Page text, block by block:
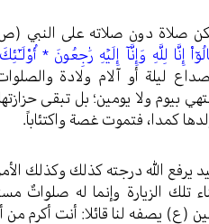
صلاة دون صلاته على
إِنَّا لِلَّهِ وَإِنَّآ إِلَيۡهِ رَٰجِعُونَ *
ليلة أو آلام ولادة
بيوم ولا يومين؛ بل تبقى
كمدا، فتموت غصة واكتئاباً.
يرفع الله درجته كذلك وكذلك
تلك الزيارة وإنما له
(ع) يصفه لنا قائلا: أنت أكرم